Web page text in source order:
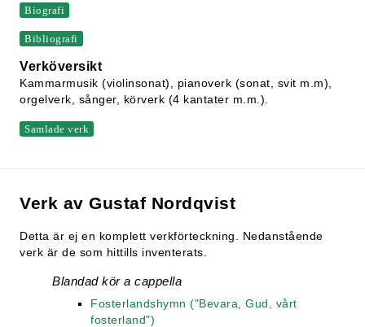
Biografi
Bibliografi
Verköversikt
Kammarmusik (violinsonat), pianoverk (sonat, svit m.m),
orgelverk, sånger, körverk (4 kantater m.m.).
Samlade verk
Verk av Gustaf Nordqvist
Detta är ej en komplett verkförteckning. Nedanstående
verk är de som hittills inventerats.
Blandad kör a cappella
Fosterlandshymn ("Bevara, Gud, vårt
fosterland")